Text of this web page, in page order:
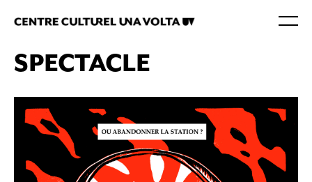
SPECTACLE